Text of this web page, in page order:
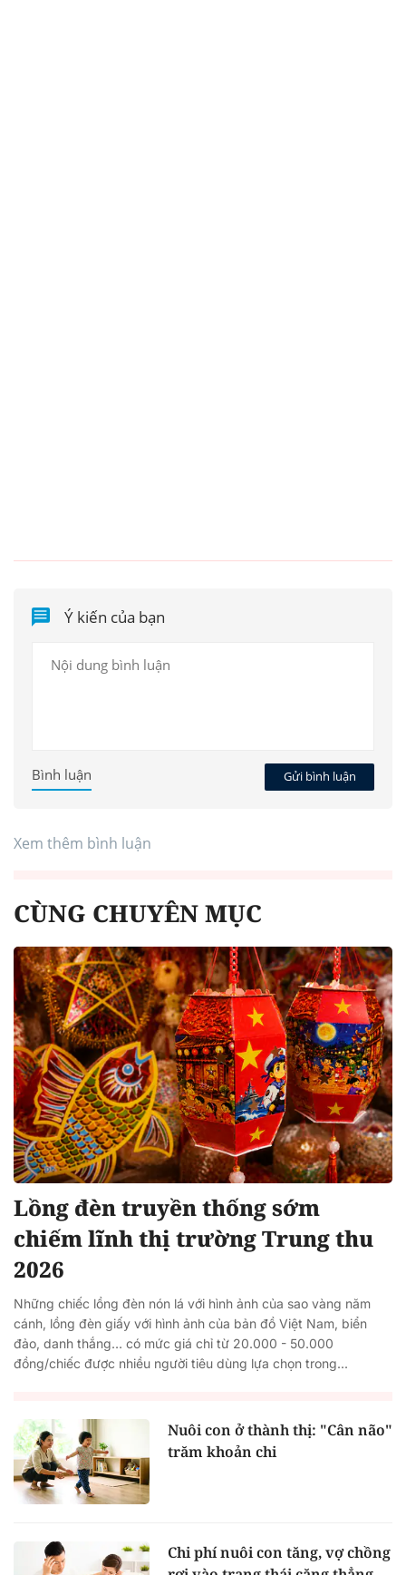
Ý kiến của bạn
Gửi bình luận
Bình luận
Xem thêm bình luận
CÙNG CHUYÊN MỤC
Lồng đèn truyền thống sớm
chiếm lĩnh thị trường Trung thu
2026
Những chiếc lồng đèn nón lá với hình ảnh của sao vàng năm
cánh, lồng đèn giấy với hình ảnh của bản đồ Việt Nam, biển
đảo, danh thắng… có mức giá chỉ từ 20.000 - 50.000
đồng/chiếc được nhiều người tiêu dùng lựa chọn trong...
Nuôi con ở thành thị: "Cân não"
trăm khoản chi
Chi phí nuôi con tăng, vợ chồng